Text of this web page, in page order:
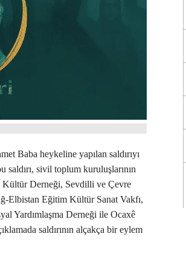
Baba heykeline yapılan saldırıyı
saldırı, sivil toplum kuruluşlarının
Derneği, Sevdilli ve Çevre
Elbistan Eğitim Kültür Sanat Vakfı,
Yardımlaşma Derneği ile Ocaxê
saldırının alçakça bir eylem